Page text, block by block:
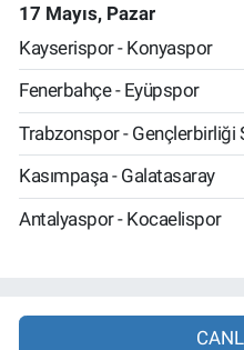
17 Mayıs, Pazar
Kayserispor - Konyaspor
Fenerbahçe - Eyüpspor
Trabzonspor - Gençlerbirliği
Kasımpaşa - Galatasaray
Antalyaspor - Kocaelispor